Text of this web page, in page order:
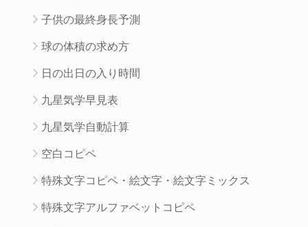
子供の最終身長予測
球の体積の求め方
日の出日の入り時間
九星気学早見表
九星気学自動計算
空白コピペ
特殊文字コピペ・絵文字・絵文字ミックス
特殊文字アルファベットコピペ